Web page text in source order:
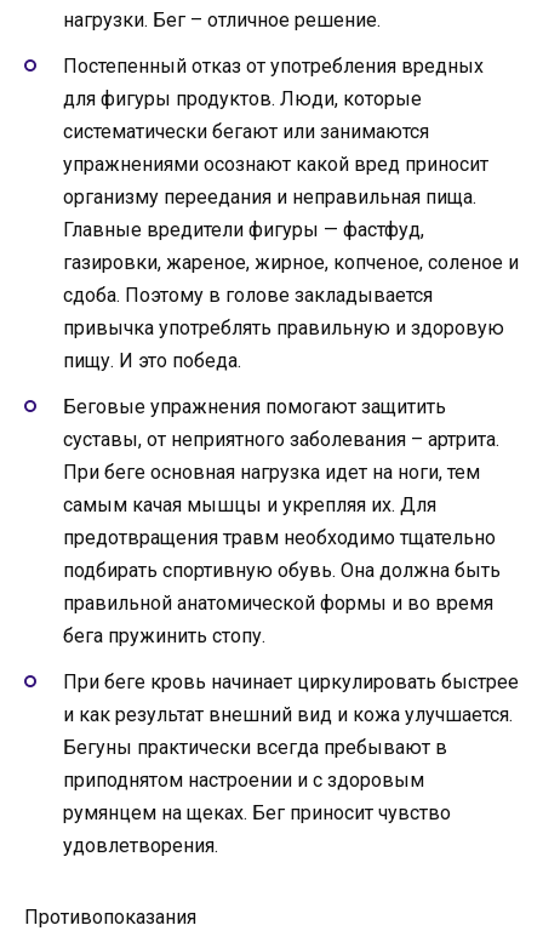
нагрузки. Бег – отличное решение.
Постепенный отказ от употребления вредных
для фигуры продуктов. Люди, которые
систематически бегают или занимаются
упражнениями осознают какой вред приносит
организму переедания и неправильная пища.
Главные вредители фигуры — фастфуд,
газировки, жареное, жирное, копченое, соленое и
сдоба. Поэтому в голове закладывается
привычка употреблять правильную и здоровую
пищу. И это победа.
Беговые упражнения помогают защитить
суставы, от неприятного заболевания – артрита.
При беге основная нагрузка идет на ноги, тем
самым качая мышцы и укрепляя их. Для
предотвращения травм необходимо тщательно
подбирать спортивную обувь. Она должна быть
правильной анатомической формы и во время
бега пружинить стопу.
При беге кровь начинает циркулировать быстрее
и как результат внешний вид и кожа улучшается.
Бегуны практически всегда пребывают в
приподнятом настроении и с здоровым
румянцем на щеках. Бег приносит чувство
удовлетворения.
Противопоказания